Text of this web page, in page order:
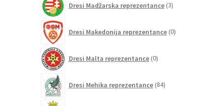
Dresi Madžarska reprezentance 3izdelki
Dresi Makedonija reprezentance 0izdelkov
Dresi Malta reprezentance 0izdelkov
Dresi Mehika reprezentance 84izdelkov